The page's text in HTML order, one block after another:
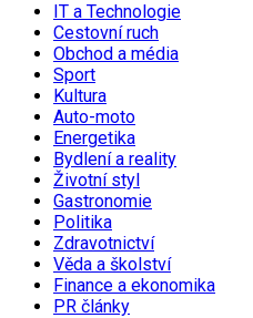
IT a Technologie
Cestovní ruch
Obchod a média
Sport
Kultura
Auto-moto
Energetika
Bydlení a reality
Životní styl
Gastronomie
Politika
Zdravotnictví
Věda a školství
Finance a ekonomika
PR články